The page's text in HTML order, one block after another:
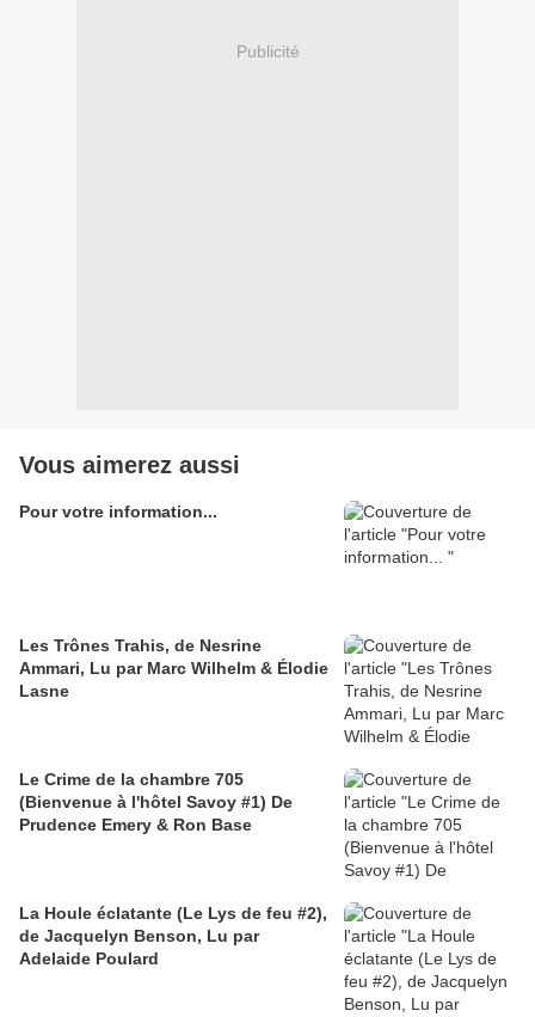
Publicité
Vous aimerez aussi
Pour votre information...
Les Trônes Trahis, de Nesrine
Ammari, Lu par Marc Wilhelm & Élodie
Lasne
Le Crime de la chambre 705
(Bienvenue à l'hôtel Savoy #1) De
Prudence Emery & Ron Base
La Houle éclatante (Le Lys de feu #2),
de Jacquelyn Benson, Lu par
Adelaide Poulard